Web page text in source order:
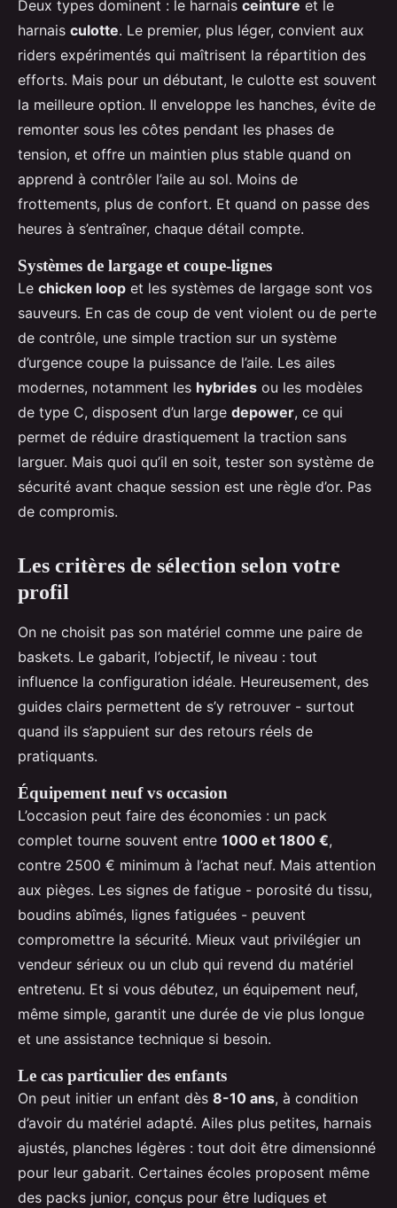
Deux types dominent : le harnais ceinture et le
harnais culotte. Le premier, plus léger, convient aux
riders expérimentés qui maîtrisent la répartition des
efforts. Mais pour un débutant, le culotte est souvent
la meilleure option. Il enveloppe les hanches, évite de
remonter sous les côtes pendant les phases de
tension, et offre un maintien plus stable quand on
apprend à contrôler l’aile au sol. Moins de
frottements, plus de confort. Et quand on passe des
heures à s’entraîner, chaque détail compte.
Systèmes de largage et coupe-lignes
Le chicken loop et les systèmes de largage sont vos
sauveurs. En cas de coup de vent violent ou de perte
de contrôle, une simple traction sur un système
d’urgence coupe la puissance de l’aile. Les ailes
modernes, notamment les hybrides ou les modèles
de type C, disposent d’un large depower, ce qui
permet de réduire drastiquement la traction sans
larguer. Mais quoi qu’il en soit, tester son système de
sécurité avant chaque session est une règle d’or. Pas
de compromis.
Les critères de sélection selon votre
profil
On ne choisit pas son matériel comme une paire de
baskets. Le gabarit, l’objectif, le niveau : tout
influence la configuration idéale. Heureusement, des
guides clairs permettent de s’y retrouver - surtout
quand ils s’appuient sur des retours réels de
pratiquants.
Équipement neuf vs occasion
L’occasion peut faire des économies : un pack
complet tourne souvent entre 1000 et 1800 €,
contre 2500 € minimum à l’achat neuf. Mais attention
aux pièges. Les signes de fatigue - porosité du tissu,
boudins abîmés, lignes fatiguées - peuvent
compromettre la sécurité. Mieux vaut privilégier un
vendeur sérieux ou un club qui revend du matériel
entretenu. Et si vous débutez, un équipement neuf,
même simple, garantit une durée de vie plus longue
et une assistance technique si besoin.
Le cas particulier des enfants
On peut initier un enfant dès 8-10 ans, à condition
d’avoir du matériel adapté. Ailes plus petites, harnais
ajustés, planches légères : tout doit être dimensionné
pour leur gabarit. Certaines écoles proposent même
des packs junior, conçus pour être ludiques et